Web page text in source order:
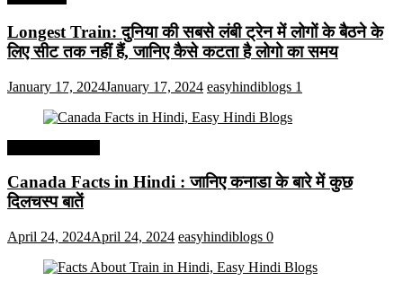
Longest Train: दुनिया की सबसे लंबी ट्रेन में लोगों के बैठने के
लिए सीट तक ​​नहीं हैं, जानिए कैसे कटता है लोगो का समय
January 17, 2024January 17, 2024 easyhindiblogs 1
Canada Facts in Hindi : जानिए कनाडा के बारे में कुछ
दिलचस्प बातें
April 24, 2024April 24, 2024 easyhindiblogs 0